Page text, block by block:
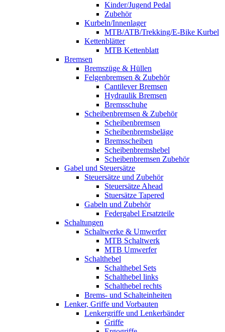
Kinder/Jugend Pedal
Zubehör
Kurbeln/Innenlager
MTB/ATB/Trekking/E-Bike Kurbel
Kettenblätter
MTB Kettenblatt
Bremsen
Bremszüge & Hüllen
Felgenbremsen & Zubehör
Cantilever Bremsen
Hydraulik Bremsen
Bremsschuhe
Scheibenbremsen & Zubehör
Scheibenbremsen
Scheibenbremsbeläge
Bremsscheiben
Scheibenbremshebel
Scheibenbremsen Zubehör
Gabel und Steuersätze
Steuersätze und Zubehör
Steuersätze Ahead
Stuersätze Tapered
Gabeln und Zubehör
Federgabel Ersatzteile
Schaltungen
Schaltwerke & Umwerfer
MTB Schaltwerk
MTB Umwerfer
Schalthebel
Schalthebel Sets
Schalthebel links
Schalthebel rechts
Brems- und Schalteinheiten
Lenker, Griffe und Vorbauten
Lenkergriffe und Lenkerbänder
Griffe